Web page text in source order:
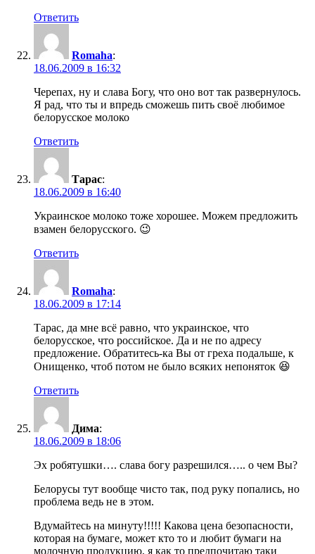
Ответить
Romaha:
18.06.2009 в 16:32
Черепах, ну и слава Богу, что оно вот так развернулось.
Я рад, что ты и впредь сможешь пить своё любимое
белорусское молоко
Ответить
Тарас:
18.06.2009 в 16:40
Украинское молоко тоже хорошее. Можем предложить
взамен белорусского. 😉
Ответить
Romaha:
18.06.2009 в 17:14
Тарас, да мне всё равно, что украинское, что
белорусское, что российское. Да и не по адресу
предложение. Обратитесь-ка Вы от греха подальше, к
Онищенко, чтоб потом не было всяких непоняток 😆
Ответить
Дима:
18.06.2009 в 18:06
Эх робятушки…. слава богу разрешился….. о чем Вы?
Белорусы тут вообще чисто так, под руку попались, но
проблема ведь не в этом.
Вдумайтесь на минуту!!!!! Какова цена безопасности,
которая на бумаге, может кто то и любит бумаги на
молочную продукцию, я как то предпочитаю таки